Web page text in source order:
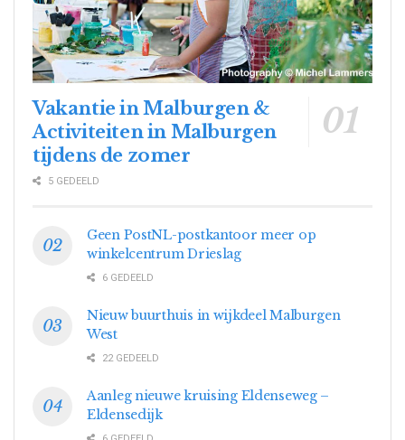
Vakantie in Malburgen &
Activiteiten in Malburgen
tijdens de zomer
5 GEDEELD
Geen PostNL-postkantoor meer op
winkelcentrum Drieslag
6 GEDEELD
Nieuw buurthuis in wijkdeel Malburgen
West
22 GEDEELD
Aanleg nieuwe kruising Eldenseweg –
Eldensedijk